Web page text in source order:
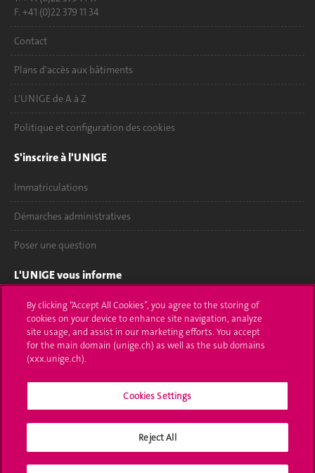
F. +41 (0)22 379 11 34
Contact
Plans d'accès aux bâtiments
L'UNIGE de A à Z
Politique et configuration des cookies
S'inscrire à l'UNIGE
Immatriculations
Démarches administratives
Poser une question
L'UNIGE vous informe
UNIGE Mobile
Médias
Offres d'emploi
Calendrier académique
Médias sociaux UNIGE
By clicking “Accept All Cookies”, you agree to the storing of
cookies on your device to enhance site navigation, analyze
site usage, and assist in our marketing efforts. You accept
for the main domain (unige.ch) as well as the sub domains
(xxx.unige.ch).
Cookies Settings
Reject All